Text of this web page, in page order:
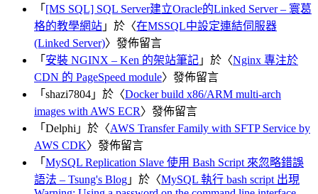
「 [MS SQL] SQL Server建立Oracle的Linked Server – 寰葛
格的教學網站 」於〈在MSSQL中設定連結伺服器
(Linked Server)〉發佈留言
「 安裝 NGINX – Ken 的架站筆記 」於〈Nginx 專注於
CDN 的 PageSpeed module〉發佈留言
「 shazi7804 」於〈Docker build x86/ARM multi-arch
images with AWS ECR〉發佈留言
「 Delphi 」於〈AWS Transfer Family with SFTP Service by
AWS CDK〉發佈留言
「 MySQL Replication Slave 使用 Bash Script 來忽略錯誤
語法 – Tsung's Blog 」於〈MySQL 執行 bash script 出現